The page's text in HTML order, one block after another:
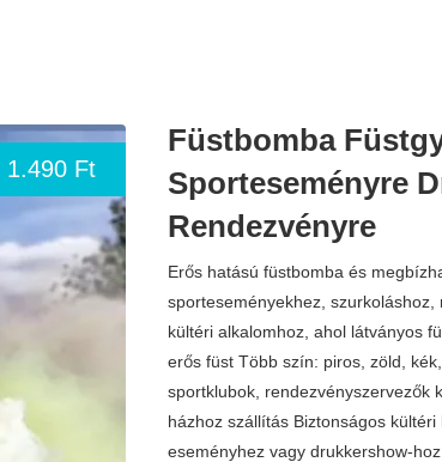
1.490 Ft
Füstbomba
Sporteseményre
Rendezvényre
Erős hatású füstbomba és
sporteseményekhez,
kültéri alkalomhoz, ahol látványos
erős füst Több szín: piros, zöld,
sportklubok, rendezvényszervezők
házhoz szállítás Biztonságos
eseményhez vagy drukkershow-